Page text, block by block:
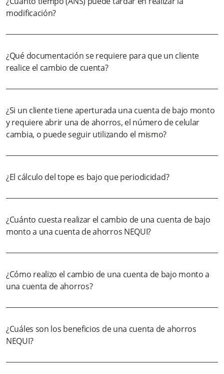
modificación?
¿Qué documentación se requiere para que un cliente
realice el cambio de cuenta?
¿Si un cliente tiene aperturada una cuenta de bajo monto
y requiere abrir una de ahorros, el número de celular
cambia, o puede seguir utilizando el mismo?
¿El cálculo del tope es bajo que periodicidad?
¿Cuánto cuesta realizar el cambio de una cuenta de bajo
monto a una cuenta de ahorros NEQUI?
¿Cómo realizo el cambio de una cuenta de bajo monto a
una cuenta de ahorros?
¿Cuáles son los beneficios de una cuenta de ahorros
NEQUI?